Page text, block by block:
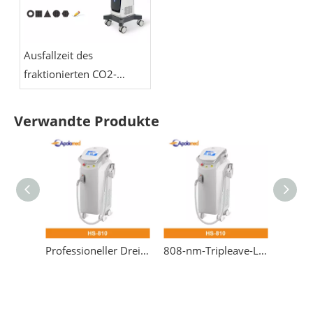
Ausfallzeit des
fraktionierten CO2-
Lasers: Wie lange dauert
Verwandte Produkte
Professioneller Dreiwellen-Diodenlaser zur Haarentfernung 808-nm-Tripleave-Lasergerät, Diodenlaser-Haarentfernungsgerät